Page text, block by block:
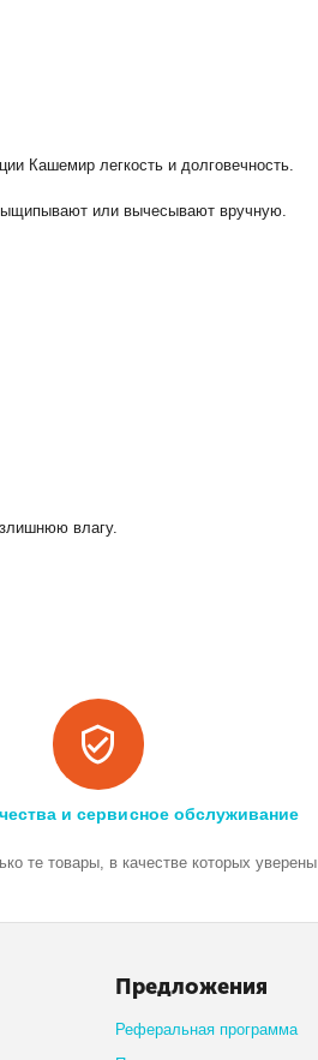
Кашемир легкость и долговечность.
или вычесывают вручную.
влагу.
и сервисное обслуживание
те товары, в качестве которых уверены
Предложения
Реферальная программа